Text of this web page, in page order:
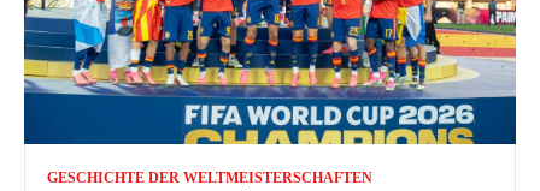
GESCHICHTE DER WELTMEISTERSCHAFTEN